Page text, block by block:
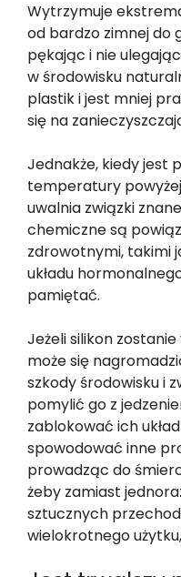
Wytrzymuje
od bardzo zimnej do
pękając i nie
w środowisku
plastik i jest mniej
się na
Jednakże, kiedy jest
temperatury
uwalnia związki
chemiczne są
zdrowotnymi, takimi
układu
pamiętać.
Jeżeli silikon
może się
szkody środowisku i
pomylić go z
zablokować ich
spowodować inne
prowadząc do
żeby zamiast
sztucznych
wielokrotnego